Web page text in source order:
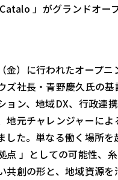
」がグランドオー
金）に行われたオープニ
ズ社長・青野慶久氏の
ョン、地域DX、行政連
地元チャレンジャーによ
した。単なる働く場所を
点 」としての可能性、
共創の形と、地域資源を